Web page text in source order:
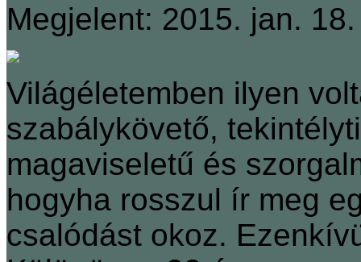
Megjelent: 2015. jan. 18.
Világéletemben ilyen
szabálykövető,
magaviseletű és
hogyha rosszul ír meg
csalódást okoz.